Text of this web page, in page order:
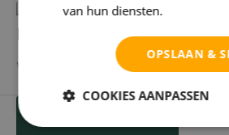
Heb je een vraag over
We helpen je graag met het vinden van
van hun diensten.
OPSLAAN &
COOKIES AANPASSEN